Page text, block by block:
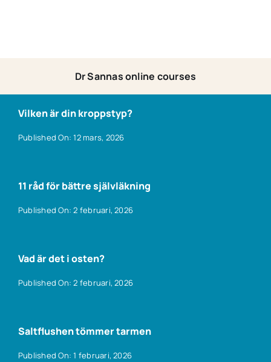
Dr Sannas online courses
Vilken är din kroppstyp?
Published On: 12 mars, 2026
11 råd för bättre självläkning
Published On: 2 februari, 2026
Vad är det i osten?
Published On: 2 februari, 2026
Saltflushen tömmer tarmen
Published On: 1 februari, 2026